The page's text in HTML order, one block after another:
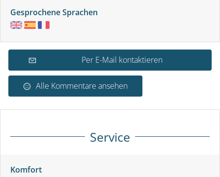
Gesprochene Sprachen
Per E-Mail kontaktieren
Alle Kommentare ansehen
Service
Komfort